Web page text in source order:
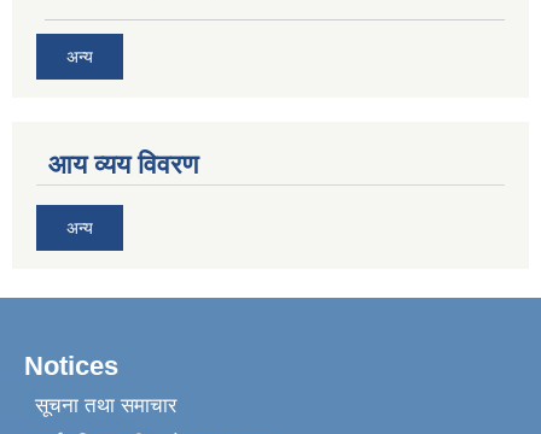
अन्य
आय व्यय विवरण
अन्य
Notices
सूचना तथा समाचार